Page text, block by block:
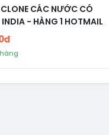
CLONE CÁC NƯỚC CÓ
- HÀNG 1 HOTMAIL